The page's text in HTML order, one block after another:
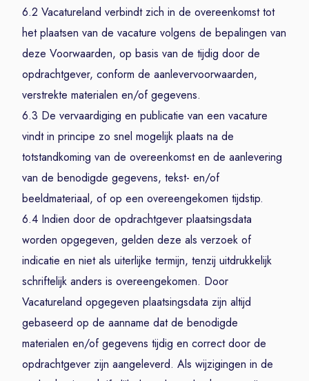
6.2 Vacatureland verbindt zich in de overeenkomst tot
het plaatsen van de vacature volgens de bepalingen van
deze Voorwaarden, op basis van de tijdig door de
opdrachtgever, conform de aanlevervoorwaarden,
verstrekte materialen en/of gegevens.
6.3 De vervaardiging en publicatie van een vacature
vindt in principe zo snel mogelijk plaats na de
totstandkoming van de overeenkomst en de aanlevering
van de benodigde gegevens, tekst- en/of
beeldmateriaal, of op een overeengekomen tijdstip.
6.4 Indien door de opdrachtgever plaatsingsdata
worden opgegeven, gelden deze als verzoek of
indicatie en niet als uiterlijke termijn, tenzij uitdrukkelijk
schriftelijk anders is overeengekomen. Door
Vacatureland opgegeven plaatsingsdata zijn altijd
gebaseerd op de aanname dat de benodigde
materialen en/of gegevens tijdig en correct door de
opdrachtgever zijn aangeleverd. Als wijzigingen in de